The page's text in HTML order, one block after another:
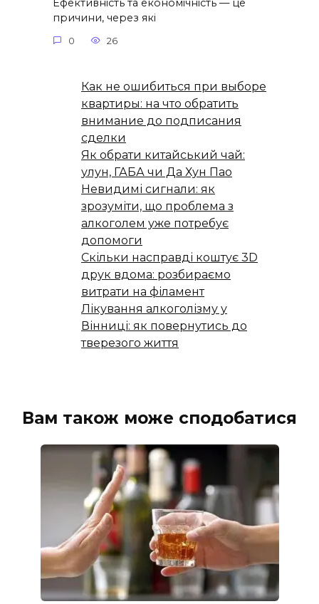
Ефективність та економічність — це
причини, через які
0 26
Как не ошибиться при выборе
квартиры: на что обратить
внимание до подписания
сделки
Як обрати китайський чай:
улун, ГАБА чи Да Хун Пао
Невидимі сигнали: як
зрозуміти, що проблема з
алкоголем уже потребує
допомоги
Скільки насправді коштує 3D
друк вдома: розбираємо
витрати на філамент
Лікування алкоголізму у
Вінниці: як повернутись до
тверезого життя
Вам також може сподобатися